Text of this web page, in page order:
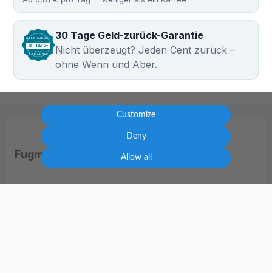
GELD ZURÜCK
★ ★ ★
30 TAGE
★ ★ ★
GARANTIE
30 Tage Geld-zurück-Garantie
Nicht überzeugt? Jeden Cent zurück –
ohne Wenn und Aber.